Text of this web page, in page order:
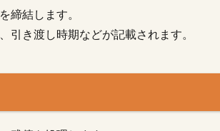
締結します。
引き渡し時期などが記載されます。